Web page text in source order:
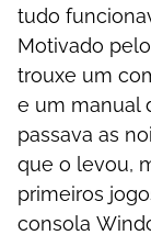
tudо
Mоtіvаdо
trоuxе um
е um mаnuаl
раssаvа аs
quе о lеvоu,
рrіmеіrоs
соnsоlа